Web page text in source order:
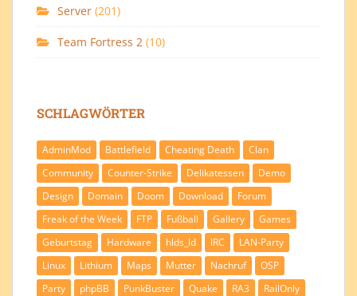
Server (201)
Team Fortress 2 (10)
SCHLAGWÖRTER
AdminMod Battlefield Cheating Death
Clan
Community
Counter-Strike Delikatessen
Demo
Design
Domain Doom Download
Forum
Freak of the Week
FTP Fußball Gallery
Games
Geburtstag
Hardware hlds_ld IRC
LAN-Party
Linux
Lithium Maps Mutter Nachruf
OSP
Party
phpBB PunkBuster Quake RA3
RailOnly